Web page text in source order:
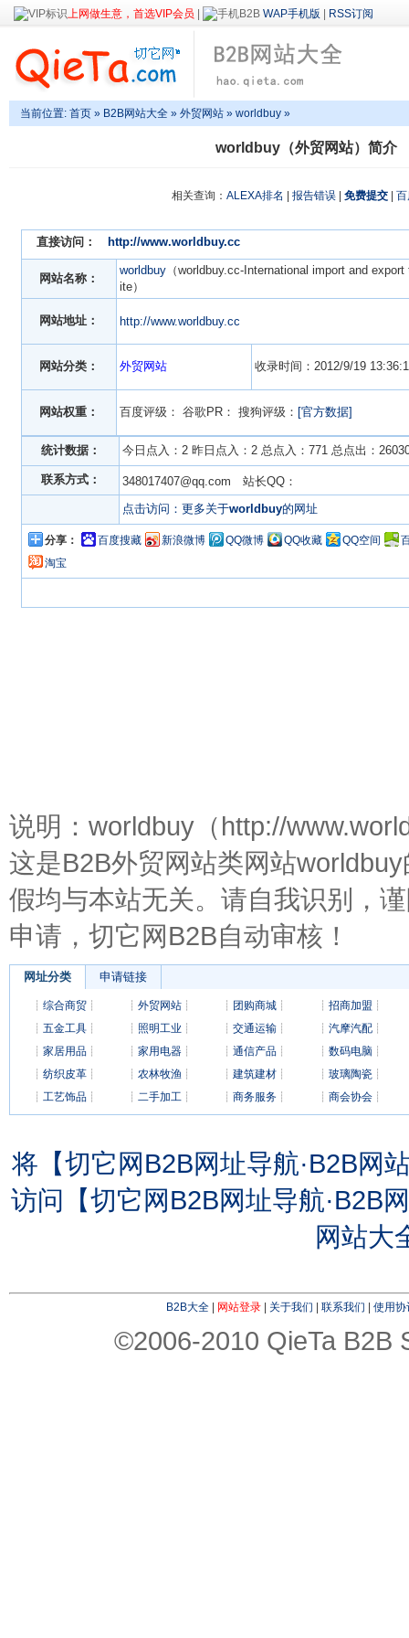
上网做生意，首选VIP会员 WAP手机版 RSS订阅
当前位置: 首页 » B2B网站大全 » 外贸网站 » worldbuy »
worldbuy（外贸网站）简介
相关查询： ALEXA排名 报告错误 免费提交
直接访问： http://www.worldbuy.cc
网站名称：
worldbuy （worldbuy.cc-International import and
ite）
网站地址： http://www.worldbuy.cc
网站分类： 外贸网站 收录时间：2012/9/19
网站权重： 百度评级： 谷歌PR： 搜狗评级： [官方数据]
统计数据： 今日点入：2 昨日点入：2 总点入：771 总点出：
联系方式：
348017407@qq.com 站长QQ：
点击访问：更多关于worldbuy的网址
分享： 百度搜藏 新浪微博 QQ微博 QQ收藏 QQ空间
淘宝
说明：worldbuy（http://
这是B2B外贸网站类网站
假均与本站无关。请自我识别，
申请，切它网B2B自动审核！
网址分类 申请链接
┊ 综合商贸 ┊ ┊ 外贸网站 ┊ ┊ 团购商城 ┊ ┊ 招商加盟 ┊
┊ 五金工具 ┊ ┊ 照明工业 ┊ ┊ 交通运输 ┊ ┊ 汽摩汽配┊
┊ 家居用品 ┊ ┊ 家用电器 ┊ ┊ 通信产品 ┊ ┊ 数码电脑 ┊
┊ 纺织皮革 ┊ ┊ 农林牧渔 ┊ ┊ 建筑建材 ┊ ┊ 玻璃陶瓷┊
┊ 工艺饰品 ┊ ┊ 二手加工 ┊ ┊ 商务服务 ┊ ┊ 商会协会┊
将【切它网B2B网址导航·B2B网
访问【切它网B2B网址导航·B2B
网站大
B2B大全| 网站登录| 关于我们 联系我们 使用协
©2006-2010 QieTa B2B